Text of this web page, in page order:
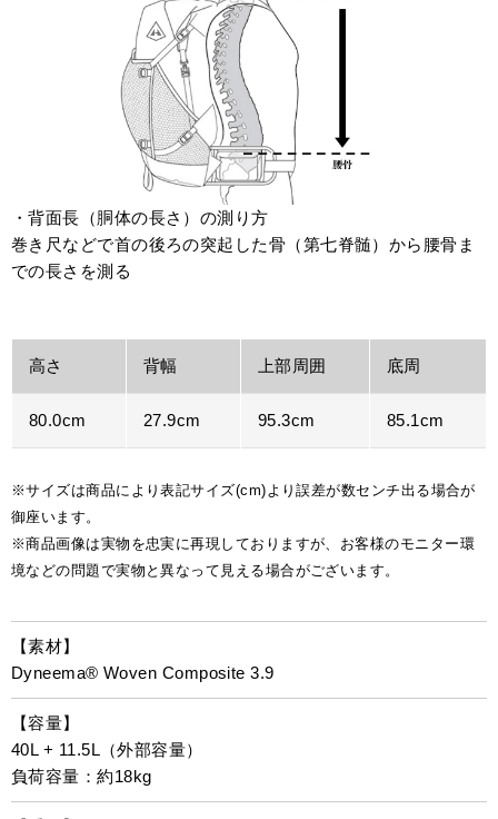
・背面長（胴体の長さ）の測り方
巻き尺などで首の後ろの突起した骨（第七脊髄）から腰骨ま
での長さを測る
高さ 背幅 上部周囲 底周
80.0cm 27.9cm 95.3cm 85.1cm
※サイズは商品により表記サイズ(cm)より誤差が数センチ出る場合が
御座います。
※商品画像は実物を忠実に再現しておりますが、お客様のモニター環
境などの問題で実物と異なって見える場合がございます。
【素材】
Dyneema® Woven Composite 3.9
【容量】
40L + 11.5L（外部容量）
負荷容量：約18kg